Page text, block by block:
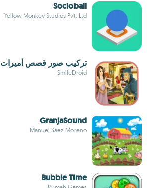
Socioball
Yellow Monkey Studios Pvt. Ltd
تركيب صور قصص أميرات
SmileDroid
GranjaSound
Manuel Sáez Moreno
Bubble Time